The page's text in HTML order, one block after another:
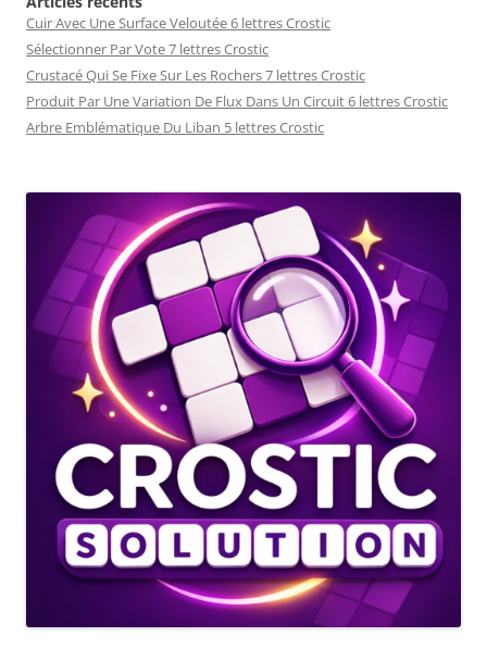
Cuir Avec Une Surface Veloutée 6 lettres Crostic
Sélectionner Par Vote 7 lettres Crostic
Crustacé Qui Se Fixe Sur Les Rochers 7 lettres Crostic
Produit Par Une Variation De Flux Dans Un Circuit 6 lettres Crostic
Arbre Emblématique Du Liban 5 lettres Crostic